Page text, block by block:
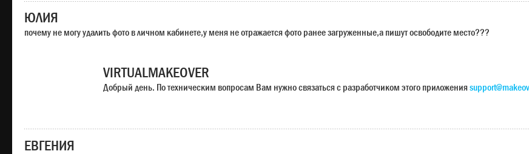
ЮЛИЯ
почему не могу удалить фото в личном кабинете,у меня не отражается фото ранее загруженные,а пишут освободите место???
VIRTUALMAKEOVER
Добрый день. По техническим вопросам Вам нужно связаться с разработчиком этого приложения
ЕВГЕНИЯ